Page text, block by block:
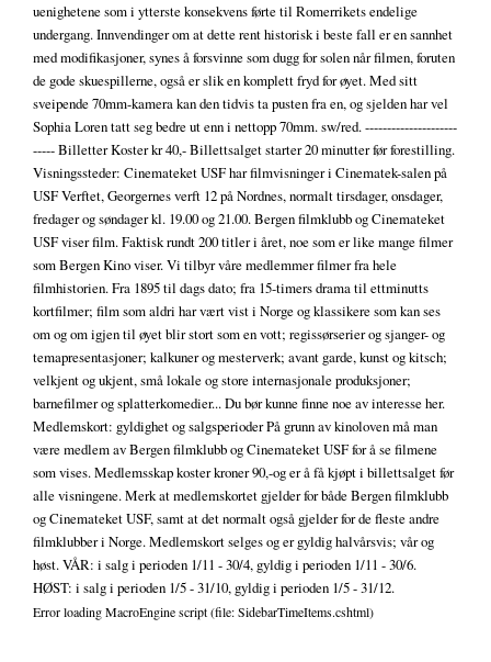
uenighetene som i ytterste konsekvens førte til Romerrikets endelige
undergang. Innvendinger om at dette rent historisk i beste fall er en sannhet
med modifikasjoner, synes å forsvinne som dugg for solen når filmen, foruten
de gode skuespillerne, også er slik en komplett fryd for øyet. Med sitt
sveipende 70mm-kamera kan den tidvis ta pusten fra en, og sjelden har vel
Sophia Loren tatt seg bedre ut enn i nettopp 70mm. sw/red. ---------------------
----- Billetter Koster kr 40,- Billettsalget starter 20 minutter før forestilling.
Visningssteder: Cinemateket USF har filmvisninger i Cinematek-salen på
USF Verftet, Georgernes verft 12 på Nordnes, normalt tirsdager, onsdager,
fredager og søndager kl. 19.00 og 21.00. Bergen filmklubb og Cinemateket
USF viser film. Faktisk rundt 200 titler i året, noe som er like mange filmer
som Bergen Kino viser. Vi tilbyr våre medlemmer filmer fra hele
filmhistorien. Fra 1895 til dags dato; fra 15-timers drama til ettminutts
kortfilmer; film som aldri har vært vist i Norge og klassikere som kan ses
om og om igjen til øyet blir stort som en vott; regissørserier og sjanger- og
temapresentasjoner; kalkuner og mesterverk; avant garde, kunst og kitsch;
velkjent og ukjent, små lokale og store internasjonale produksjoner;
barnefilmer og splatterkomedier... Du bør kunne finne noe av interesse her.
Medlemskort: gyldighet og salgsperioder På grunn av kinoloven må man
være medlem av Bergen filmklubb og Cinemateket USF for å se filmene
som vises. Medlemsskap koster kroner 90,-og er å få kjøpt i billettsalget før
alle visningene. Merk at medlemskortet gjelder for både Bergen filmklubb
og Cinemateket USF, samt at det normalt også gjelder for de fleste andre
filmklubber i Norge. Medlemskort selges og er gyldig halvårsvis; vår og
høst. VÅR: i salg i perioden 1/11 - 30/4, gyldig i perioden 1/11 - 30/6.
HØST: i salg i perioden 1/5 - 31/10, gyldig i perioden 1/5 - 31/12.
Error loading MacroEngine script (file: SidebarTimeItems.cshtml)